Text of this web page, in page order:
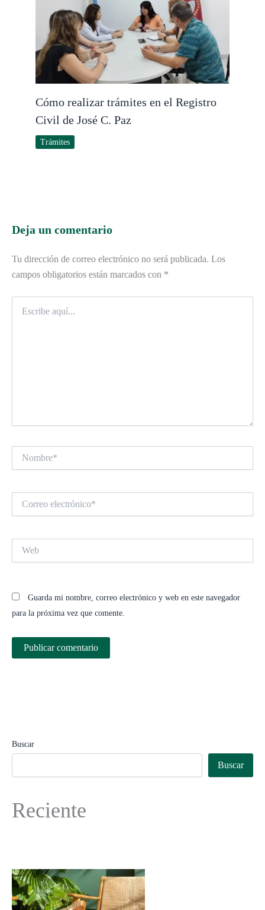
Cómo realizar trámites en el Registro
Civil de José C. Paz
Trámites
Deja un comentario
Tu dirección de correo electrónico no será publicada. Los
campos obligatorios están marcados con *
aquí...
electrónico*
Guarda mi nombre, correo electrónico y web en este navegador
para la próxima vez que comente.
Buscar
Buscar
Reciente